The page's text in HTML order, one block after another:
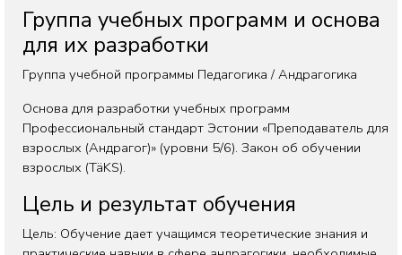
Группа учебных программ и основа
для их разработки
Группа учебной программы Педагогика / Андрагогика
Основа для разработки учебных программ
Профессиональный стандарт Эстонии «Преподаватель для
взрослых (Андрагог)» (уровни 5/6). Закон об обучении
взрослых (TäKS).
Цель и результат обучения
Цель: Обучение дает учащимся теоретические знания и